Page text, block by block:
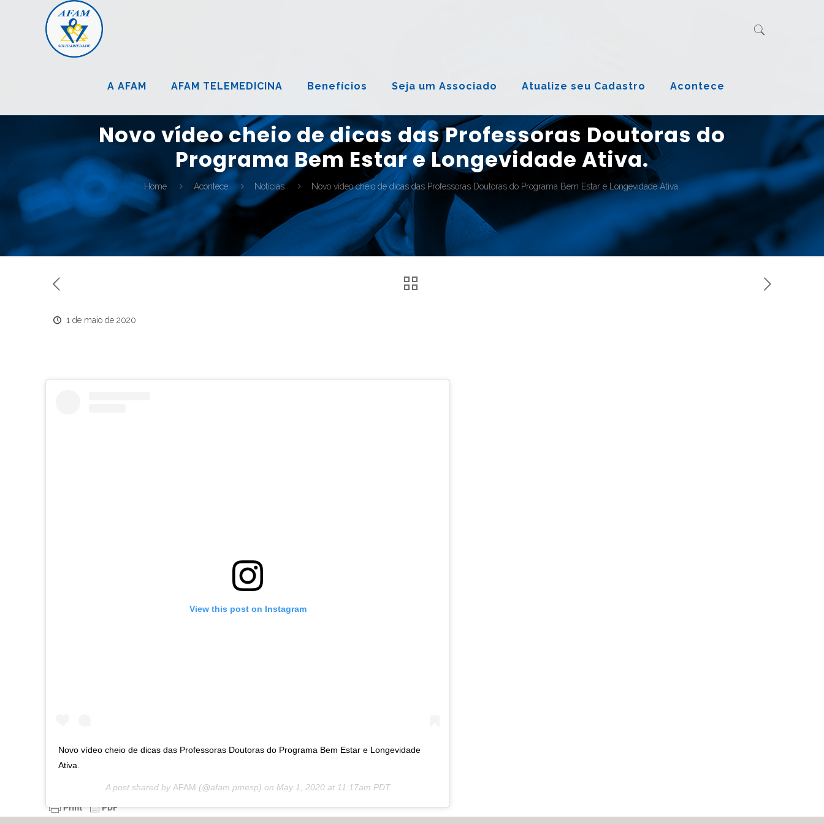
A AFAM AFAM TELEMEDICINA Benefícios Seja um Associado Atualize seu Cadastro Acontece
Novo vídeo cheio de dicas das Professoras Doutoras do
Programa Bem Estar e Longevidade Ativa.
Home Acontece Notícias Novo vídeo cheio de dicas das Professoras Doutoras do Programa Bem Estar e Longevidade Ativa.
1 de maio de 2020
View this post on Instagram
Novo vídeo cheio de dicas das Professoras Doutoras do Programa Bem Estar e Longevidade
Ativa.
A post shared by AFAM (@afam.pmesp) on May 1, 2020 at 11:17am PDT